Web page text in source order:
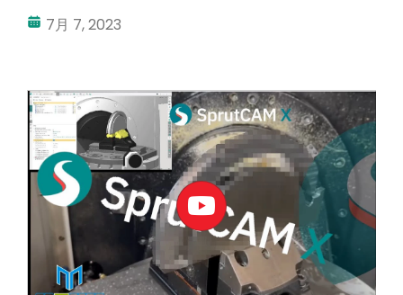
マイアカウント
ログイン
7月 7, 2023